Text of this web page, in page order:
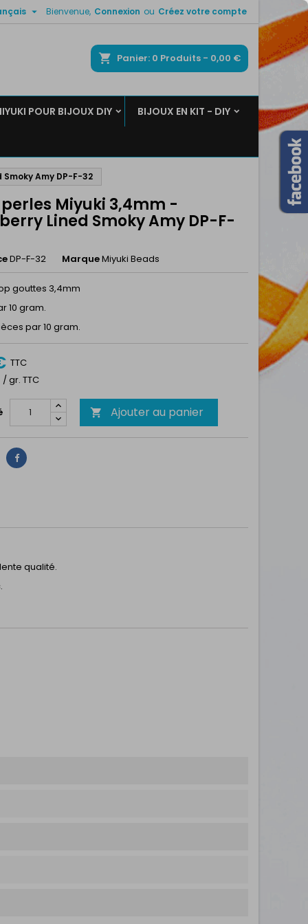
Bienvenue, Connexion ou Créez votre compte

Panier 0 Produits - 0,00 €
POUR BIJOUX DIY BIJOUX EN KIT - DIY
Amy DP-F-32
Miyuki 3,4mm -
Lined Smoky Amy DP-F-
DP-F-32 MarqueMiyuki Beads
gouttes 3,4mm
10 gram.
par 10 gram.
TTC
/ gr. TTC
 Ajouter au panier
Partager
qualité.